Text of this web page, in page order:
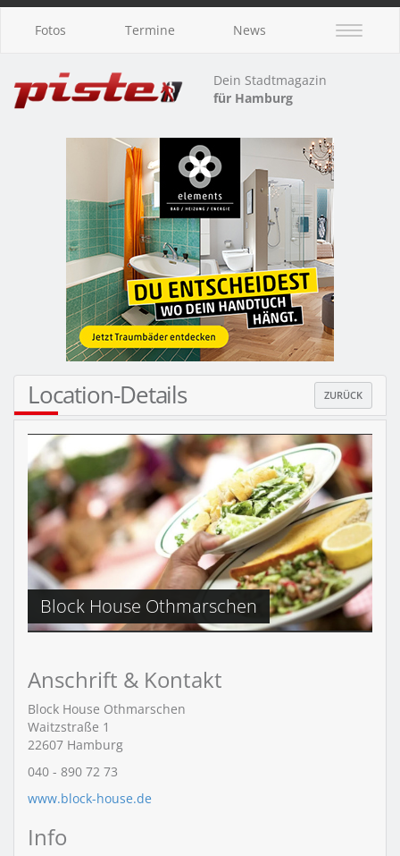
Fotos Termine News
Dein Stadtmagazin
für Hamburg
Location-Details ZURÜCK
Block House Othmarschen
Anschrift & Kontakt
Block House Othmarschen
Waitzstraße 1
22607 Hamburg
040 - 890 72 73
www.block-house.de
Info